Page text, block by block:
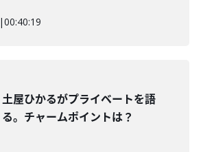
|00:40:19
土屋ひかるがプライベートを語
る。チャームポイントは？